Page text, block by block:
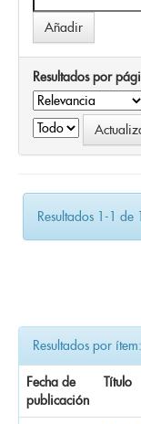
Resultados por
Resultados 1-1 de 1.
Resultados por ítem:
Fecha de
publicación
Título